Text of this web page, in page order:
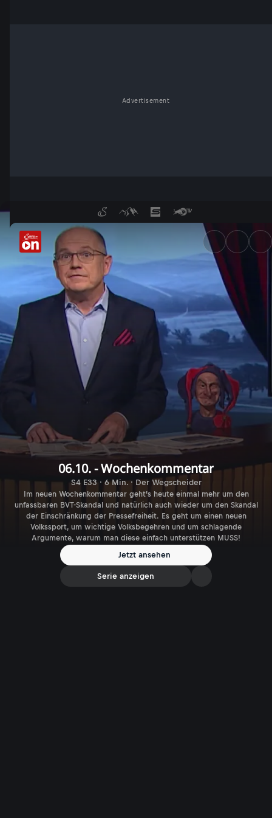
Advertisement
06.Oktober - der satirische
06.10. - Wochenkommentar
S4 E33 · 6 Min. · Der Wegscheider
Im neuen Wochenkommentar geht’s heute einmal mehr um den
unfassbaren BVT-Skandal und natürlich auch wieder um den Skandal
der Einschränkung der Pressefreiheit. Es geht um einen neuen
Volkssport, um wichtige Volksbegehren und um schlagende
Argumente, warum man diese einfach unterstützen MUSS!
Jetzt ansehen
Serie anzeigen